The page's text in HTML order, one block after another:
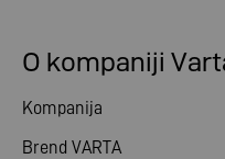
O kompaniji
Kompanija
Brend VARTA